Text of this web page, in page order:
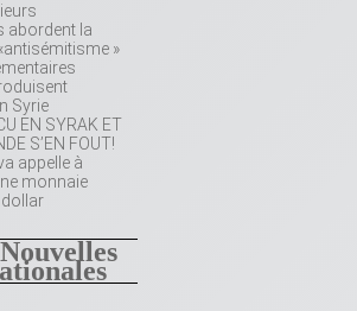
abordent la
»
Syrie
EN SYRAK ET
S’EN FOUT!
appelle à
monnaie
dollar